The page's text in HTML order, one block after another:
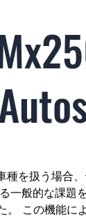
種を扱う場合
一般的な課
この機能に